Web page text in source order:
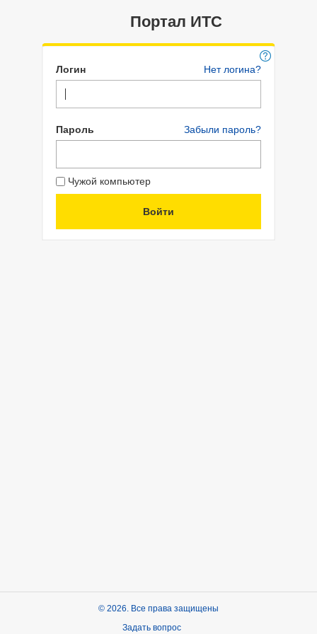
Портал ИТС
Логин Нет логина?
Пароль Забыли пароль?
Чужой компьютер
© 2026. Все права защищены
Задать вопрос